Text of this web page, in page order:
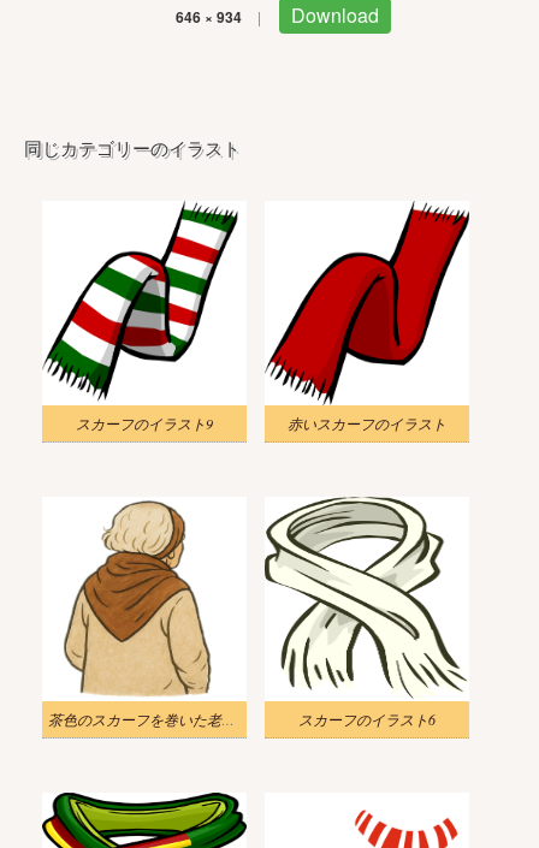
646 × 934 | Download
同じカテゴリーのイラスト
スカーフのイラスト9 赤いスカーフのイラスト
茶色のスカーフを巻いた老婦人のイラスト スカーフのイラスト6